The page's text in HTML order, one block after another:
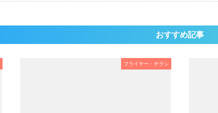
おすすめ記事
フライヤー・チラシ